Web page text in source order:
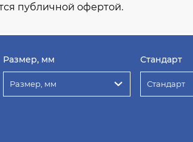
публичной офертой.
Размер, мм
Размер, мм
Стандарт
Стандарт